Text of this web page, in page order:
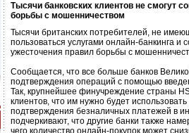
Тысячи банковских клиентов не смогут
борьбы с мошенничеством
Тысячи британских потребителей, не
пользоваться услугами онлайн-банкинга и
ужесточения правил борьбы с
Сообщается, что все больше банков
подтверждения операций с помощью
Так, крупнейшее финучреждение страны
клиентов, что им нужно будет
подтверждения безналичных платежей в
подчеркивают, что другие банки также
чего количество онлайн-покупок может